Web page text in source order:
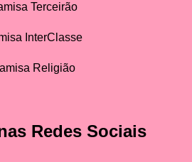
Terceirão
InterClasse
Religião
Redes Sociais